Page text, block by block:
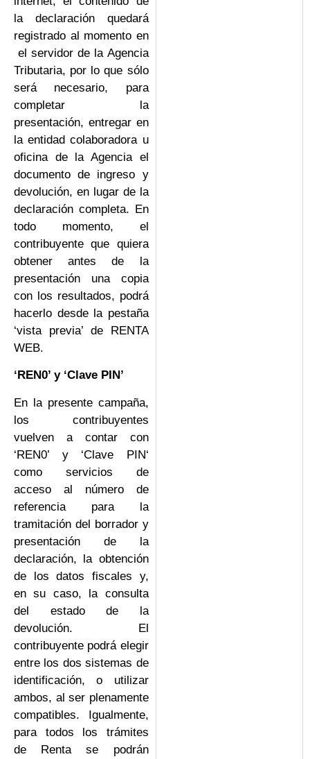
la declaración quedará
registrado al momento en
el servidor de la Agencia
Tributaria, por lo que sólo
será necesario, para
completar la
presentación, entregar en
la entidad colaboradora u
oficina de la Agencia el
documento de ingreso y
devolución, en lugar de la
declaración completa. En
todo momento, el
contribuyente que quiera
obtener antes de la
presentación una copia
con los resultados, podrá
hacerlo desde la pestaña
‘vista previa’ de RENTA
WEB.
‘REN0’ y ‘Clave PIN’
En la presente campaña,
los contribuyentes
vuelven a contar con
‘REN0’ y ‘Clave PIN‘
como servicios de
acceso al número de
referencia para la
tramitación del borrador y
presentación de la
declaración, la obtención
de los datos fiscales y,
en su caso, la consulta
del estado de la
devolución. El
contribuyente podrá elegir
entre los dos sistemas de
identificación, o utilizar
ambos, al ser plenamente
compatibles. Igualmente,
para todos los trámites
de Renta se podrán